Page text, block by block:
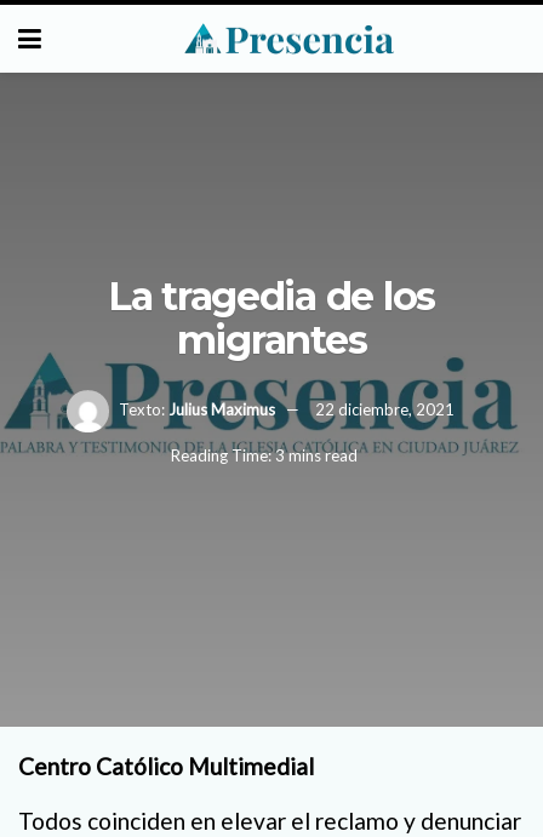
La tragedia de los
migrantes
Texto: Julius Maximus 22 diciembre, 2021
Reading Time: 3 mins read
Centro Católico Multimedial
Todos coinciden en elevar el reclamo y denunciar